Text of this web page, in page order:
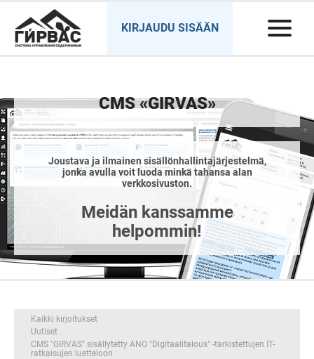
KIRJAUDU SISÄÄN
CMS «GIRVAS»
Joustava ja ilmainen sisällönhallintajärjestelmä,
jonka avulla voit luoda minkä tahansa alan
verkkosivuston.
Meidän kanssamme
helpommin!
Kaikki kirjoitukset
Uutiset
CMS "GIRVAS" sisällytetty ANO "Digitaalitalous" -tarkistettujen IT-
ratkaisujen luetteloon